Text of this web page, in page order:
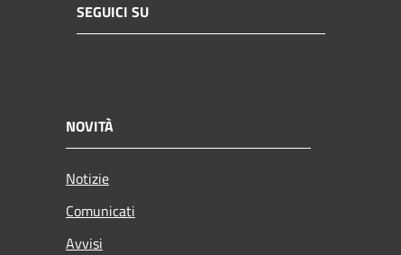
SEGUICI SU
NOVITÀ
Notizie
Comunicati
Avvisi